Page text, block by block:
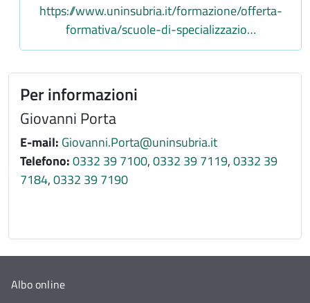
Link
https://www.uninsubria.it/formazione/offerta-
formativa/scuole-di-specializzazio…
Per informazioni
Giovanni Porta
E-mail: Giovanni.Porta@uninsubria.it
Telefono:0332 39 7100,0332 39 7119,0332 39
7184,0332 39 7190
Albo online